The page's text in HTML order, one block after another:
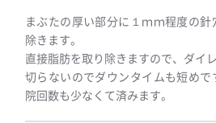
まぶたの厚い部分に１ｍｍ程度の
除きます。
直接脂肪を取り除きますので、ダイ
切らないのでダウンタイムも短め
院回数も少なくて済みます。